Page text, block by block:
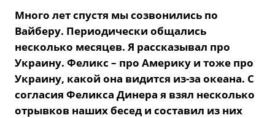
Много лет спустя мы созвонились по
Вайберу. Периодически общались
несколько месяцев. Я рассказывал про
Украину. Феликс – про Америку и тоже про
Украину, какой она видится из-за океана. С
согласия Феликса Динера я взял несколько
отрывков наших бесед и составил из них